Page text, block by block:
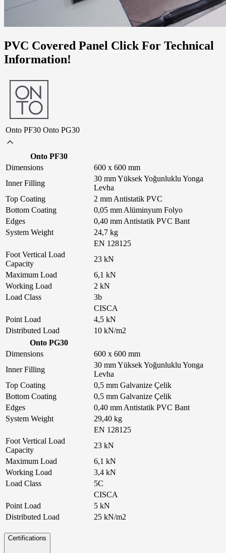
PVC Covered Panel Click For Technical
Information!
Onto PF30 Onto PG30
Onto PF30
Dimensions
600 x 600 mm
Inner Filling
30 mm Yüksek Yoğunluklu Yonga
Levha
Top Coating
2 mm Antistatik PVC
Bottom Coating
0,05 mm Alüminyum Folyo
Edges
0,40 mm Antistatik PVC Bant
System Weight
24,7 kg
EN 128125
Foot Vertical Load
Capacity
23 kN
Maximum Load
6,1 kN
Working Load
2 kN
Load Class
3b
CISCA
Point Load
4,5 kN
Distributed Load
10 kN/m2
Onto PG30
Dimensions
600 x 600 mm
Inner Filling
30 mm Yüksek Yoğunluklu Yonga
Levha
Top Coating
0,5 mm Galvanize Çelik
Bottom Coating
0,5 mm Galvanize Çelik
Edges
0,40 mm Antistatik PVC Bant
System Weight
29,40 kg
EN 128125
Foot Vertical Load
Capacity
23 kN
Maximum Load
6,1 kN
Working Load
3,4 kN
Load Class
5C
CISCA
Point Load
5 kN
Distributed Load
25 kN/m2
Certifications